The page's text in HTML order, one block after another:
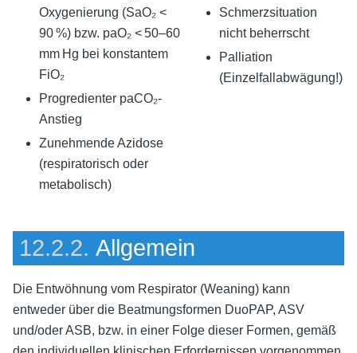
Oxygenierung (SaO₂ <
90 %) bzw. paO₂ < 50–60
mm Hg bei konstantem
FiO₂
Progredienter paCO₂-
Anstieg
Zunehmende Azidose
(respiratorisch oder
metabolisch)
Schmerzsituation
nicht beherrscht
Palliation
(Einzelfallabwägung!)
12.2.2. Allgemein
Die Entwöhnung vom Respirator (Weaning) kann
entweder über die Beatmungsformen DuoPAP, ASV
und/oder ASB, bzw. in einer Folge dieser Formen, gemäß